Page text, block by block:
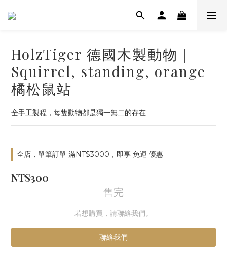
HolzTiger 德國木製動物｜
Squirrel, standing, orange
橘松鼠站
全手工製程，每隻動物都是獨一無二的存在
全店，單筆訂單 滿NT$3000，即享 免運 優惠
NT$300
售完
若想購買，請聯絡我們。
聯絡我們